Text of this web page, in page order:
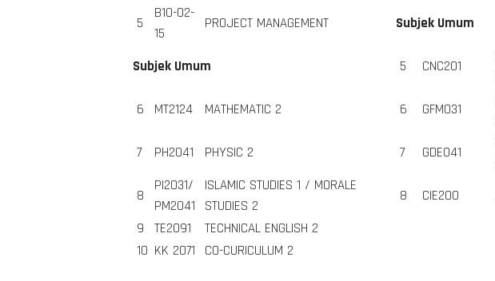
5
B10-02-
15
PROJECT MANAGEMENT Subjek Umum
Subjek Umum 5 CNC201
6
MT2124 MATHEMATIC 2 6 GFM031
7
PH2041 PHYSIC 2 7 GDE041
8
PI2031/
PM2041
ISLAMIC STUDIES 1 / MORALE
STUDIES 2
8 CIE200
9
TE2091
TECHNICAL ENGLISH 2
10 KK 2071 CO-CURICULUM 2